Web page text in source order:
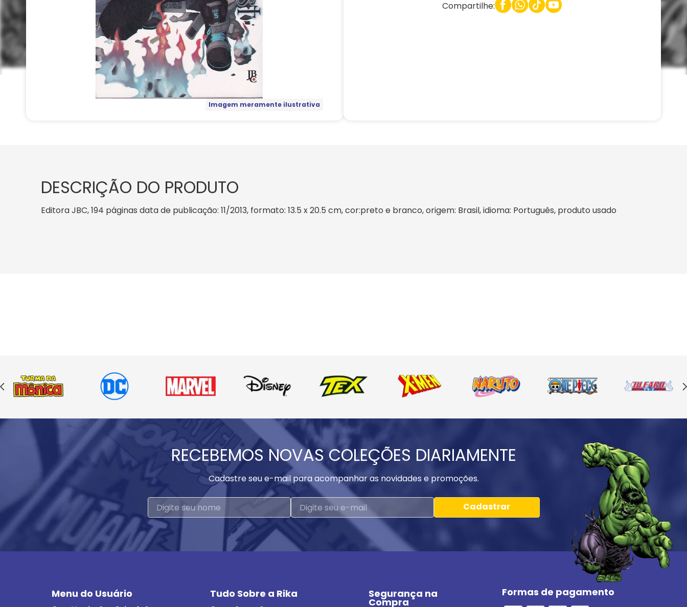
Imagem meramente ilustrativa
Compartilhe:
DESCRIÇÃO DO PRODUTO
Editora JBC, 194 páginas data de publicação: 11/2013, formato: 13.5 x 20.5 cm, cor:preto e branco, origem: Brasil, idioma: Português, produto usado
RECEBEMOS NOVAS COLEÇÕES DIARIAMENTE
Cadastre seu e-mail para acompanhar as novidades e promoções.
Cadastrar
Menu do Usuário Tudo Sobre a Rika Segurança na
Compra
Formas de pagamento